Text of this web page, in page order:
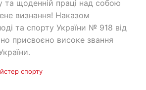
та щоденній праці над собою
визнання! Наказом
та спорту України № 918 від
присвоєно високе звання
спорту